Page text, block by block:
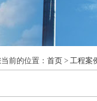
前的位置： 首页 > 工程案